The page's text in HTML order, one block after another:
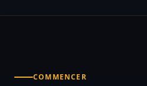
COMMENCER